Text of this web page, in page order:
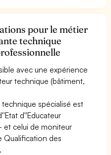
pour le métier
technique
avec une expérience
technique (bâtiment,
spécialisé est
d''Educateur
et celui de moniteur
Qualification des